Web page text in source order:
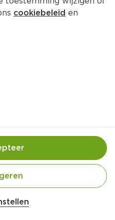
Bereiding
cookiebeleid en